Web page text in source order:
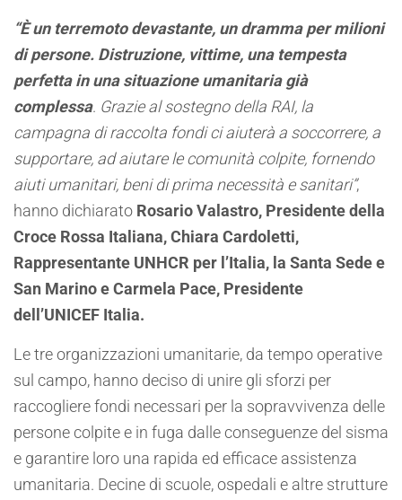
“È un terremoto devastante, un dramma per milioni
di persone. Distruzione, vittime, una tempesta
perfetta in una situazione umanitaria già
complessa. Grazie al sostegno della RAI, la
campagna di raccolta fondi ci aiuterà a soccorrere, a
supportare, ad aiutare le comunità colpite, fornendo
aiuti umanitari, beni di prima necessità e sanitari”,
hanno dichiarato Rosario Valastro, Presidente della
Croce Rossa Italiana, Chiara Cardoletti,
Rappresentante UNHCR per l’Italia, la Santa Sede e
San Marino e Carmela Pace, Presidente
dell’UNICEF Italia.
Le tre organizzazioni umanitarie, da tempo operative
sul campo, hanno deciso di unire gli sforzi per
raccogliere fondi necessari per la sopravvivenza delle
persone colpite e in fuga dalle conseguenze del sisma
e garantire loro una rapida ed efficace assistenza
umanitaria. Decine di scuole, ospedali e altre strutture